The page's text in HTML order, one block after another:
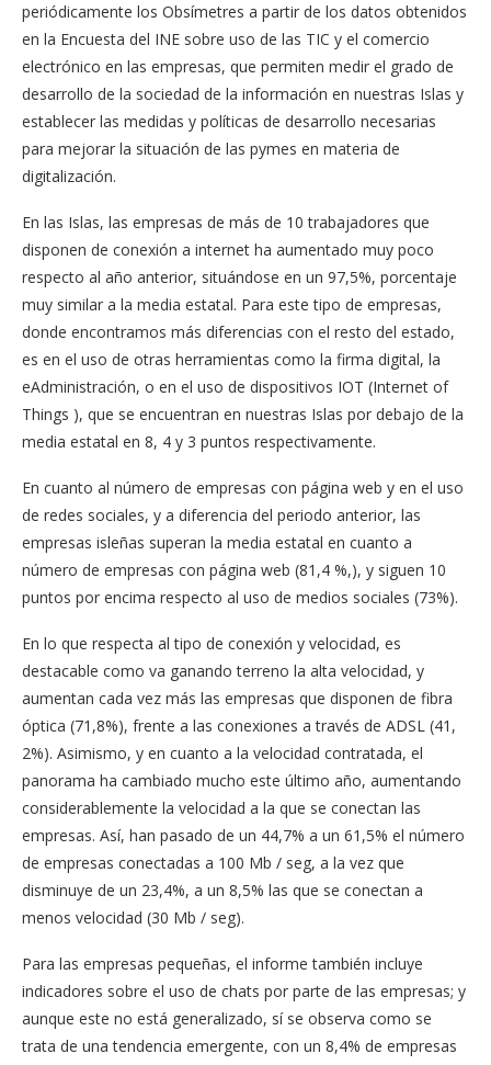
periódicamente los Obsímetres a partir de los datos obtenidos
en la Encuesta del INE sobre uso de las TIC y el comercio
electrónico en las empresas, que permiten medir el grado de
desarrollo de la sociedad de la información en nuestras Islas y
establecer las medidas y políticas de desarrollo necesarias
para mejorar la situación de las pymes en materia de
digitalización.
En las Islas, las empresas de más de 10 trabajadores que
disponen de conexión a internet ha aumentado muy poco
respecto al año anterior, situándose en un 97,5%, porcentaje
muy similar a la media estatal. Para este tipo de empresas,
donde encontramos más diferencias con el resto del estado,
es en el uso de otras herramientas como la firma digital, la
eAdministración, o en el uso de dispositivos IOT (Internet of
Things ), que se encuentran en nuestras Islas por debajo de la
media estatal en 8, 4 y 3 puntos respectivamente.
En cuanto al número de empresas con página web y en el uso
de redes sociales, y a diferencia del periodo anterior, las
empresas isleñas superan la media estatal en cuanto a
número de empresas con página web (81,4 %,), y siguen 10
puntos por encima respecto al uso de medios sociales (73%).
En lo que respecta al tipo de conexión y velocidad, es
destacable como va ganando terreno la alta velocidad, y
aumentan cada vez más las empresas que disponen de fibra
óptica (71,8%), frente a las conexiones a través de ADSL (41,
2%). Asimismo, y en cuanto a la velocidad contratada, el
panorama ha cambiado mucho este último año, aumentando
considerablemente la velocidad a la que se conectan las
empresas. Así, han pasado de un 44,7% a un 61,5% el número
de empresas conectadas a 100 Mb / seg, a la vez que
disminuye de un 23,4%, a un 8,5% las que se conectan a
menos velocidad (30 Mb / seg).
Para las empresas pequeñas, el informe también incluye
indicadores sobre el uso de chats por parte de las empresas; y
aunque este no está generalizado, sí se observa como se
trata de una tendencia emergente, con un 8,4% de empresas